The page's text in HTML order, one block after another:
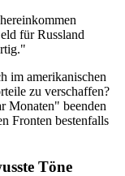
für Russland
im amerikanischen
zu verschaffen?
Monaten" beenden
Fronten bestenfalls
Töne